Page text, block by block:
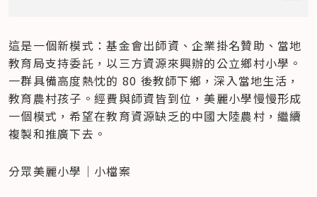
這是一個新模式：基金會出師資、企業掛名贊助、當地
教育局支持委託，以三方資源來興辦的公立鄉村小學。
一群具備高度熱忱的 80 後教師下鄉，深入當地生活，
教育農村孩子。經費與師資皆到位，美麗小學慢慢形成
一個模式，希望在教育資源缺乏的中國大陸農村，繼續
複製和推廣下去。
分眾美麗小學│小檔案